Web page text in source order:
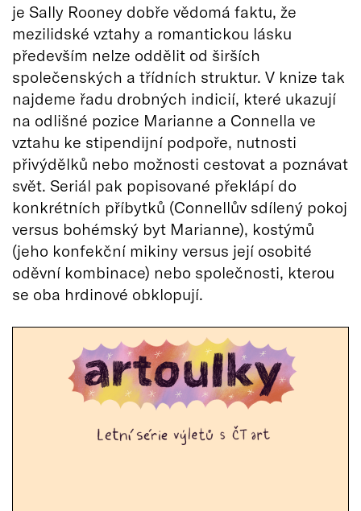
je Sally Rooney dobře vědomá faktu, že
mezilidské vztahy a romantickou lásku
především nelze oddělit od širších
společenských a třídních struktur. V knize tak
najdeme řadu drobných indicií, které ukazují
na odlišné pozice Marianne a Connella ve
vztahu ke stipendijní podpoře, nutnosti
přivýdělků nebo možnosti cestovat a poznávat
svět. Seriál pak popisované překlápí do
konkrétních příbytků (Connellův sdílený pokoj
versus bohémský byt Marianne), kostýmů
(jeho konfekční mikiny versus její osobité
oděvní kombinace) nebo společnosti, kterou
se oba hrdinové obklopují.